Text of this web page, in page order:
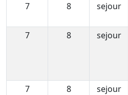
7
8 sejour
7
8 sejour
7
8 sejour